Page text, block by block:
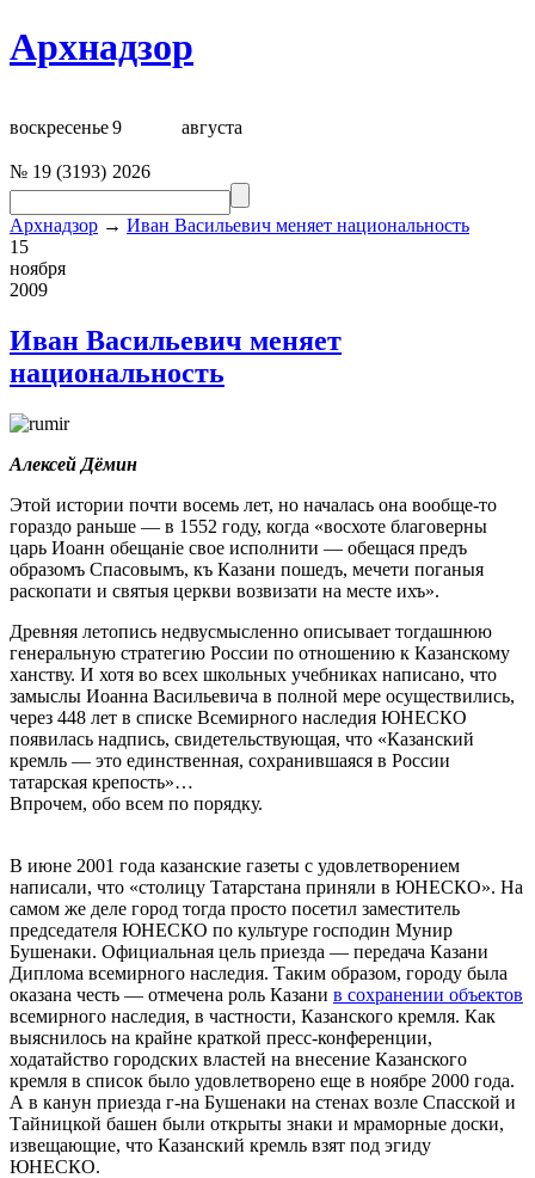
Архнадзор
воскресенье9 августа
№ 19 (3193) 2026
Архнадзор → Иван Васильевич меняет национальность
15
ноября
2009
Иван Васильевич меняет
национальность
Алексей Дёмин
Этой истории почти восемь лет, но началась она вообще-то
гораздо раньше — в 1552 году, когда «восхоте благоверны
царь Иоанн обещаніе свое исполнити — обещася предъ
образомъ Спасовымъ, къ Казани пошедъ, мечети поганыя
раскопати и святыя церкви возвизати на месте ихъ».
Древняя летопись недвусмысленно описывает тогдашнюю
генеральную стратегию России по отношению к Казанскому
ханству. И хотя во всех школьных учебниках написано, что
замыслы Иоанна Васильевича в полной мере осуществились,
через 448 лет в списке Всемирного наследия ЮНЕСКО
появилась надпись, свидетельствующая, что «Казанский
кремль — это единственная, сохранившаяся в России
татарская крепость»…
Впрочем, обо всем по порядку.
В июне 2001 года казанские газеты с удовлетворением
написали, что «столицу Татарстана приняли в ЮНЕСКО». На
самом же деле город тогда просто посетил заместитель
председателя ЮНЕСКО по культуре господин Мунир
Бушенаки. Официальная цель приезда — передача Казани
Диплома всемирного наследия. Таким образом, городу была
оказана честь — отмечена роль Казани в сохранении объектов
всемирного наследия, в частности, Казанского кремля. Как
выяснилось на крайне краткой пресс-конференции,
ходатайство городских властей на внесение Казанского
кремля в список было удовлетворено еще в ноябре 2000 года.
А в канун приезда г-на Бушенаки на стенах возле Спасской и
Тайницкой башен были открыты знаки и мраморные доски,
извещающие, что Казанский кремль взят под эгиду
ЮНЕСКО.